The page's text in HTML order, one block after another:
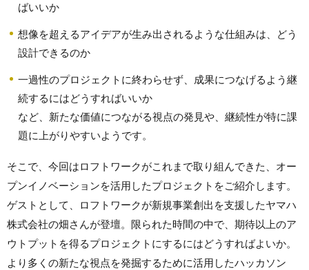
ばいいか
想像を超えるアイデアが生み出されるような仕組みは、どう
設計できるのか
一過性のプロジェクトに終わらせず、成果につなげるよう継
続するにはどうすればいいか
など、新たな価値につながる視点の発見や、継続性が特に課
題に上がりやすいようです。
そこで、今回はロフトワークがこれまで取り組んできた、オー
プンイノベーションを活用したプロジェクトをご紹介します。
ゲストとして、ロフトワークが新規事業創出を支援したヤマハ
株式会社の畑さんが登壇。限られた時間の中で、期待以上のア
ウトプットを得るプロジェクトにするにはどうすればよいか。
より多くの新たな視点を発掘するために活用したハッカソン